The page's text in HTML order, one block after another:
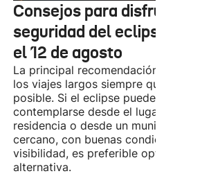
Consejos para disfrutar
seguridad del eclipse solar
el 12 de agosto
La principal recomendación es evitar
los viajes largos siempre que sea
posible. Si el eclipse puede
contemplarse desde el lugar de
residencia o desde un municipio
cercano, con buenas condiciones de
visibilidad, es preferible optar por
alternativa.